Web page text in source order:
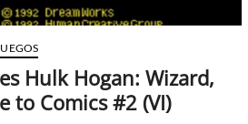
Hulk Hogan: Wizard,
to Comics #2 (VI)